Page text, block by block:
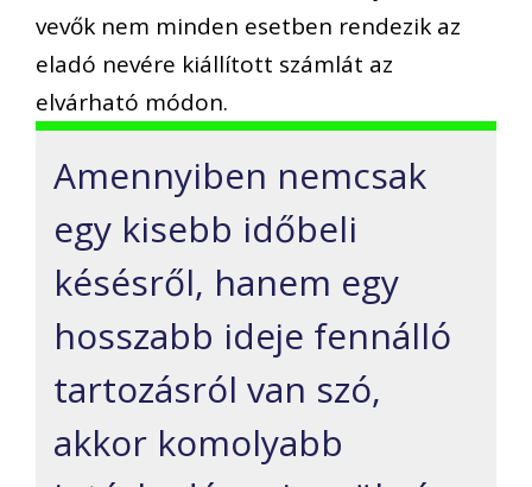
vevők nem minden esetben rendezik az
eladó nevére kiállított számlát az
elvárható módon.
Amennyiben nemcsak
egy kisebb időbeli
késésről, hanem egy
hosszabb ideje fennálló
tartozásról van szó,
akkor komolyabb